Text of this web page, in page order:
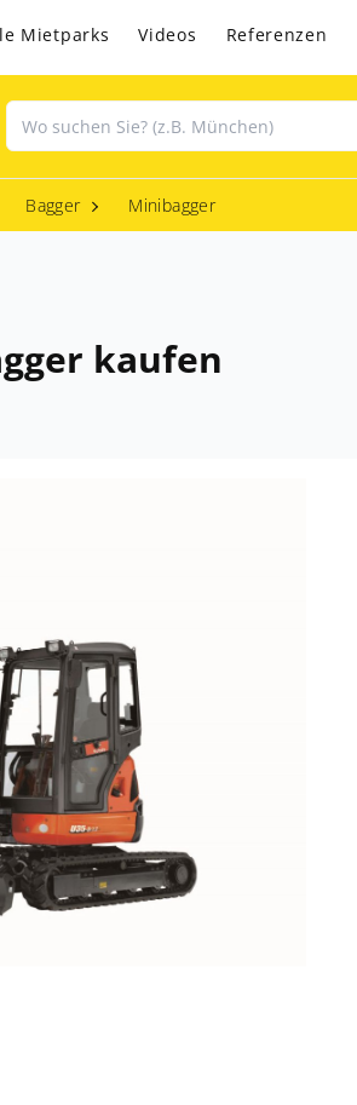
Mietparks Videos Referenzen
Bagger Minibagger
kaufen